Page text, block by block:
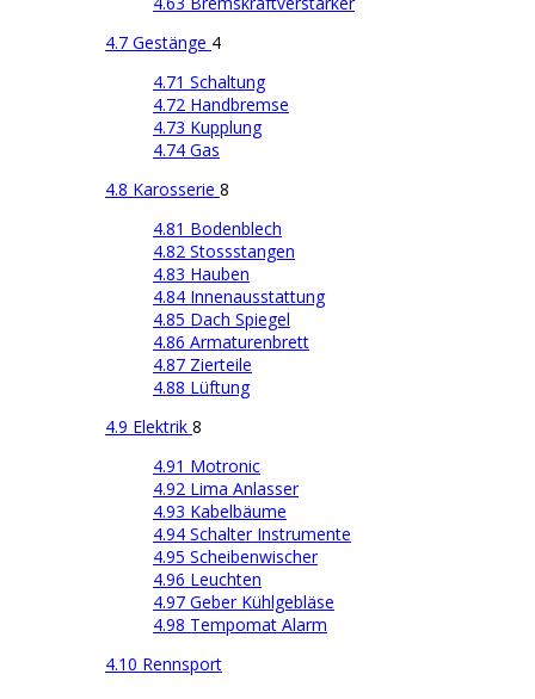
4.7 Gestänge 4
4.71 Schaltung
4.72 Handbremse
4.73 Kupplung
4.74 Gas
4.8 Karosserie 8
4.81 Bodenblech
4.82 Stossstangen
4.83 Hauben
4.84 Innenausstattung
4.85 Dach Spiegel
4.86 Armaturenbrett
4.87 Zierteile
4.88 Lüftung
4.9 Elektrik 8
4.91 Motronic
4.92 Lima Anlasser
4.93 Kabelbäume
4.94 Schalter Instrumente
4.95 Scheibenwischer
4.96 Leuchten
4.97 Geber Kühlgebläse
4.98 Tempomat Alarm
4.10 Rennsport